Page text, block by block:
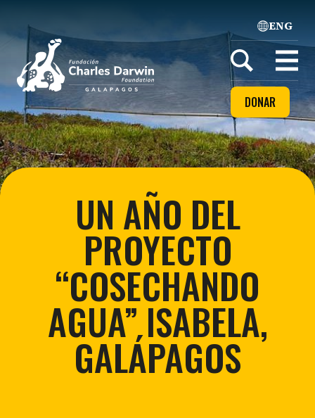
Home
ENG
Open
menu
DONAR
UN AÑO DEL
PROYECTO
“COSECHANDO
AGUA” ISABELA,
GALÁPAGOS